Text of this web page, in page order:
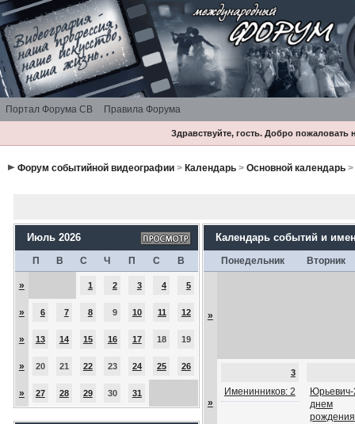
Портал Форума СВ Правила Форума
Здравствуйте, гость. Добро
Форум событийной видеографии> Календарь> Основной календарь>
Июль 2026
П В С Ч П С В
» 1 2 3 4 5
» 6 7 8 9 10 11 12
» 13 14 15 16 17 18 19
» 20 21 22 23 24 25 26
» 27 28 29 30 31
Календарь событий и
Понедельник Вторник
»
»
3
Именинников: 2
Юрьевич-
днем